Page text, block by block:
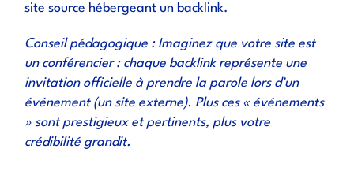
site source hébergeant un backlink.
Conseil pédagogique : Imaginez que votre site est
un conférencier : chaque backlink représente une
invitation officielle à prendre la parole lors d’un
événement (un site externe). Plus ces « événements
» sont prestigieux et pertinents, plus votre
crédibilité grandit.